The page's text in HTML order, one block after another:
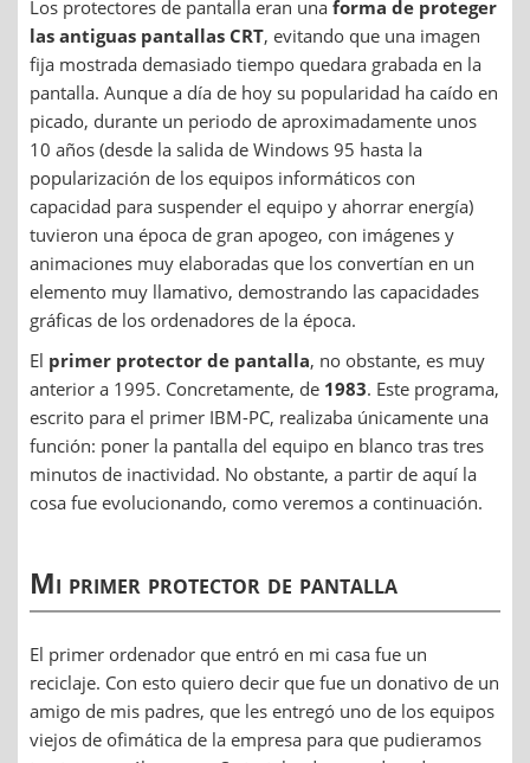
Los protectores de pantalla eran una forma de proteger
las antiguas pantallas CRT, evitando que una imagen
fija mostrada demasiado tiempo quedara grabada en la
pantalla. Aunque a día de hoy su popularidad ha caído en
picado, durante un periodo de aproximadamente unos
10 años (desde la salida de Windows 95 hasta la
popularización de los equipos informáticos con
capacidad para suspender el equipo y ahorrar energía)
tuvieron una época de gran apogeo, con imágenes y
animaciones muy elaboradas que los convertían en un
elemento muy llamativo, demostrando las capacidades
gráficas de los ordenadores de la época.
El primer protector de pantalla, no obstante, es muy
anterior a 1995. Concretamente, de 1983. Este programa,
escrito para el primer IBM-PC, realizaba únicamente una
función: poner la pantalla del equipo en blanco tras tres
minutos de inactividad. No obstante, a partir de aquí la
cosa fue evolucionando, como veremos a continuación.
Mi primer protector de pantalla
El primer ordenador que entró en mi casa fue un
reciclaje. Con esto quiero decir que fue un donativo de un
amigo de mis padres, que les entregó uno de los equipos
viejos de ofimática de la empresa para que pudieramos